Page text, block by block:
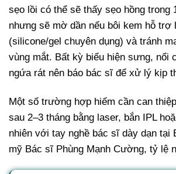
sẹo lồi có thể sẽ thấy sẹo hồng trong
nhưng sẽ mờ dần nếu bôi kem hỗ trợ
(silicone/gel chuyên dụng) và tránh
vùng mắt. Bất kỳ biểu hiện sưng, nổi
ngứa rát nên báo bác sĩ để xử lý kịp
Một số trường hợp hiếm cần can
sau 2–3 tháng bằng laser, bắn IPL
nhiên với tay nghề bác sĩ dày dạn tại
mỹ Bác sĩ Phùng Mạnh Cường, tỷ lệ